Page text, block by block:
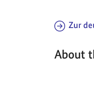
Zur
About